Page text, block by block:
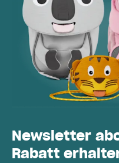
Newsletter
Rabatt